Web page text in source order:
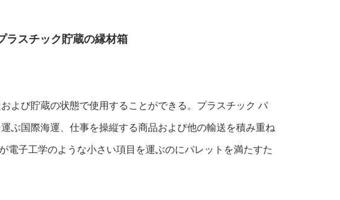
ラスチック貯蔵の縁材箱
よび貯蔵の状態で使用することができる。プラスチック パ
ぶ国際海運、仕事を操縦する商品および他の輸送を積み重ね
電子工学のような小さい項目を運ぶのにパレットを満たすた